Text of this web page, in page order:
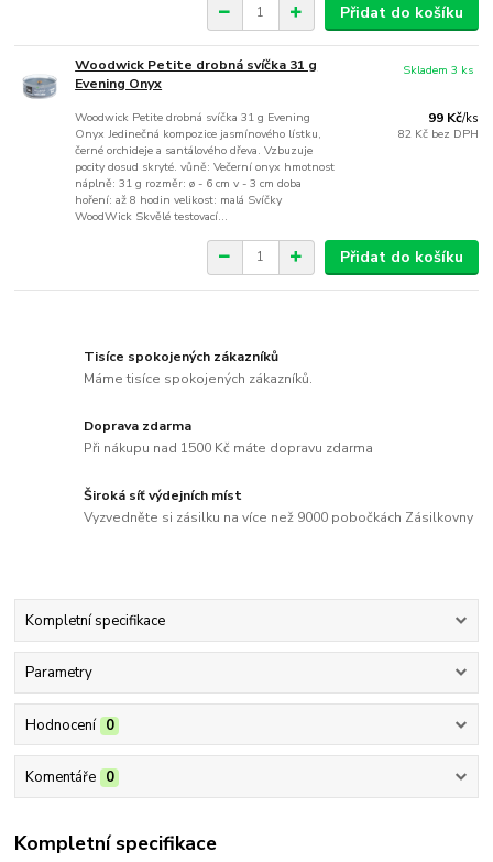
Přidat do košíku
Woodwick Petite drobná svíčka 31 g
Evening Onyx
Woodwick Petite drobná svíčka 31 g Evening
Onyx Jedinečná kompozice jasmínového lístku,
černé orchideje a santálového dřeva. Vzbuzuje
pocity dosud skryté. vůně: Večerní onyx hmotnost
náplně: 31 g rozměr: ø - 6 cm v - 3 cm doba
hoření: až 8 hodin velikost: malá Svíčky
WoodWick Skvělé testovací...
99 Kč/ks
82 Kč bez DPH
Skladem 3 ks
Přidat do košíku
Tisíce spokojených zákazníků
Máme tisíce spokojených zákazníků.
Doprava zdarma
Při nákupu nad 1500 Kč máte dopravu zdarma
Široká síť výdejních míst
Vyzvedněte si zásilku na více než 9000 pobočkách Zásilkovny
Kompletní specifikace
Parametry
Hodnocení 0
Komentáře 0
Kompletní specifikace